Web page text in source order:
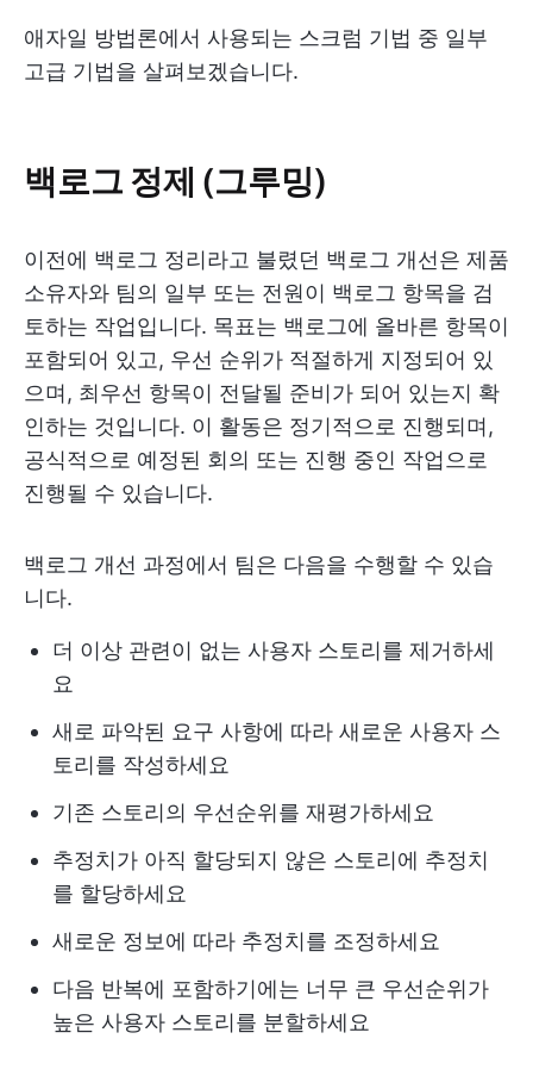
애자일 방법론에서 사용되는 스크럼 기법 중 일부
고급 기법을 살펴보겠습니다.
백로그 정제 (그루밍)
이전에 백로그 정리라고 불렸던 백로그 개선은 제품
소유자와 팀의 일부 또는 전원이 백로그 항목을 검
토하는 작업입니다. 목표는 백로그에 올바른 항목이
포함되어 있고, 우선 순위가 적절하게 지정되어 있
으며, 최우선 항목이 전달될 준비가 되어 있는지 확
인하는 것입니다. 이 활동은 정기적으로 진행되며,
공식적으로 예정된 회의 또는 진행 중인 작업으로
진행될 수 있습니다.
백로그 개선 과정에서 팀은 다음을 수행할 수 있습
니다.
더 이상 관련이 없는 사용자 스토리를 제거하세
요
새로 파악된 요구 사항에 따라 새로운 사용자 스
토리를 작성하세요
기존 스토리의 우선순위를 재평가하세요
추정치가 아직 할당되지 않은 스토리에 추정치
를 할당하세요
새로운 정보에 따라 추정치를 조정하세요
다음 반복에 포함하기에는 너무 큰 우선순위가
높은 사용자 스토리를 분할하세요